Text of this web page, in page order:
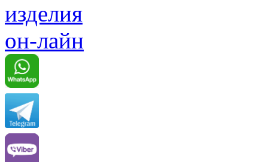
изделия
он-лайн